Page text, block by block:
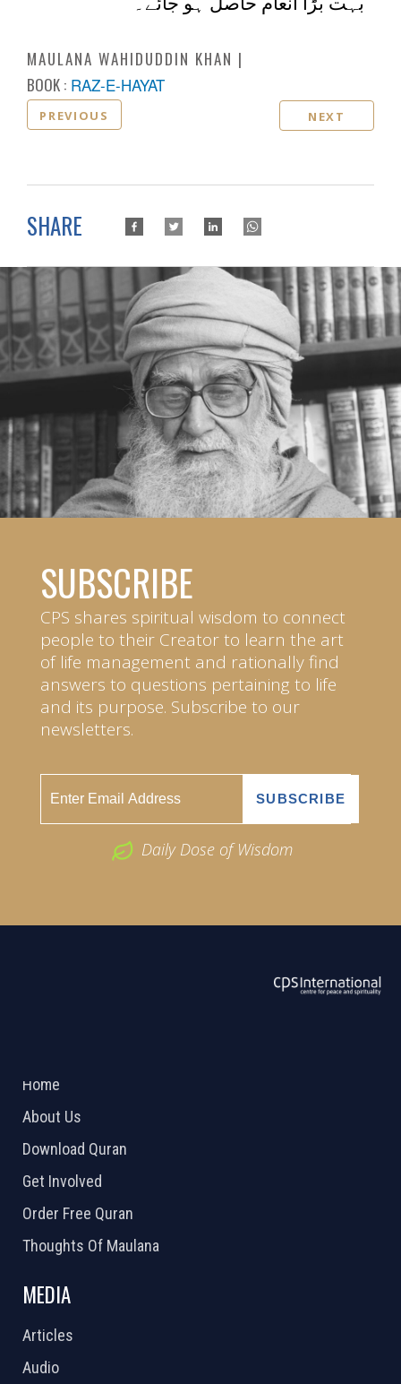
MAULANA WAHIDUDDIN KHAN
BOOK : RAZ-E-HAYAT
PREVIOUS NEXT
SHARE
SUBSCRIBE
CPS shares spiritual wisdom to connect
people to their Creator to learn the art
of life management and rationally find
answers to questions pertaining to life
and its purpose. Subscribe to our
newsletters.
Daily Dose of Wisdom
Home
About Us
Download Quran
Get Involved
Order Free Quran
Thoughts Of Maulana
MEDIA
Articles
Audio